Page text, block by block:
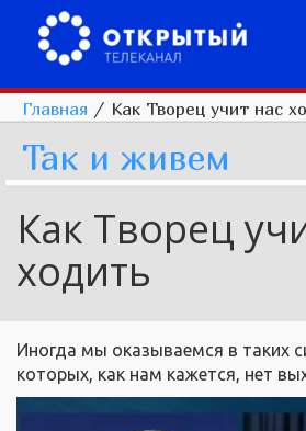
Главная / Как Творец учит нас
Так и живем
Как Творец
ходить
Иногда мы оказываемся в таких
которых, как нам кажется, нет